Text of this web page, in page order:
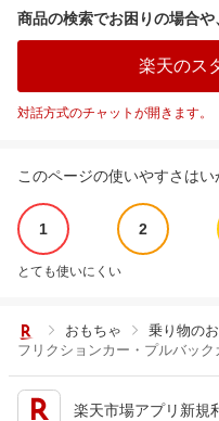
商品の検索でお困りの場合
楽天のス
対話方式のチャットが開きます。
このページの使いやすさはい
1 2
とても使いにくい
おもちゃ 乗り物の
フリクションカー・プルバック
楽天市場アプリ新規